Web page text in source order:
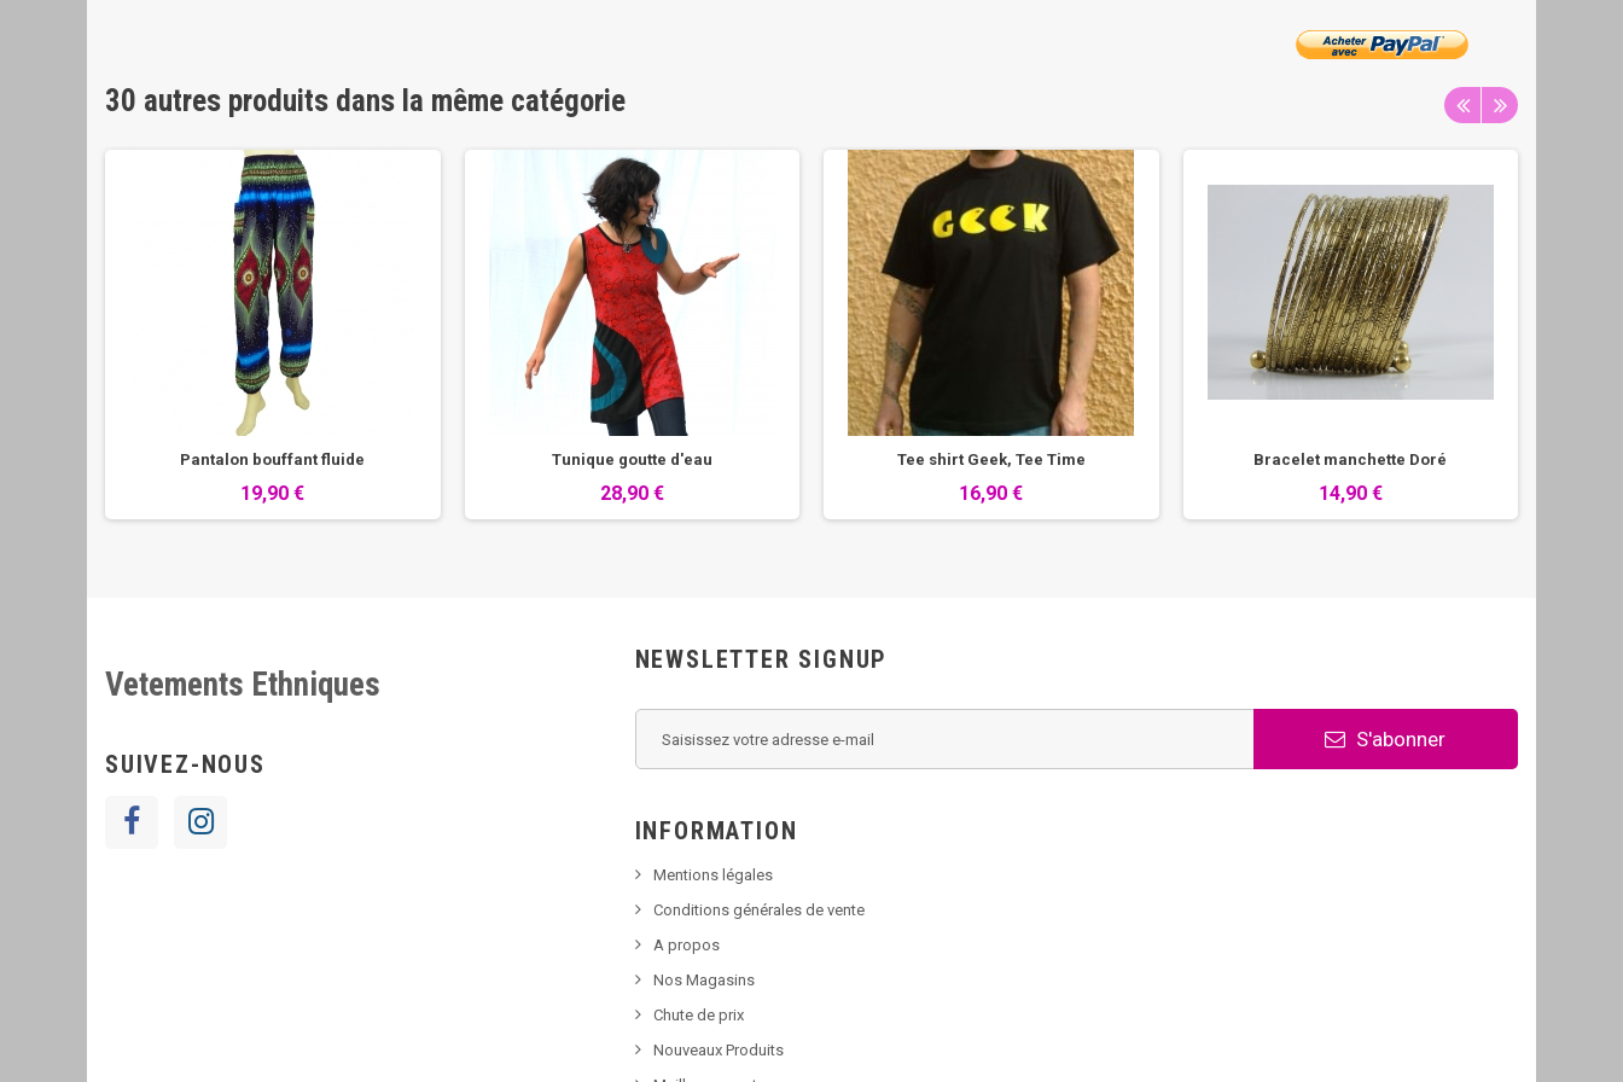
30 autres produits dans la même catégorie
Pantalon bouffant fluide
19,90 €
Tunique goutte d'eau
28,90 €
Tee shirt Geek, Tee Time
16,90 €
Bracelet manchette Doré
14,90 €
Vetements Ethniques
SUIVEZ-NOUS
NEWSLETTER SIGNUP
S'abonner
INFORMATION
Mentions légales
Conditions générales de vente
A propos
Nos Magasins
Chute de prix
Nouveaux Produits